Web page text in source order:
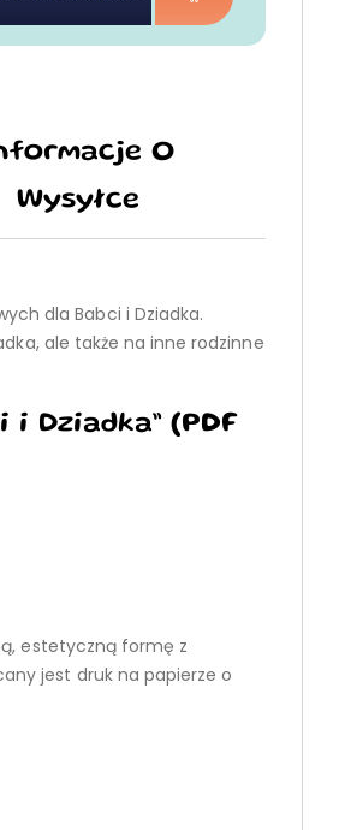
O
Wysyłce
dla Babci i Dziadka.
ale także na inne rodzinne
i Dziadka” (PDF
estetyczną formę z
jest druk na papierze o